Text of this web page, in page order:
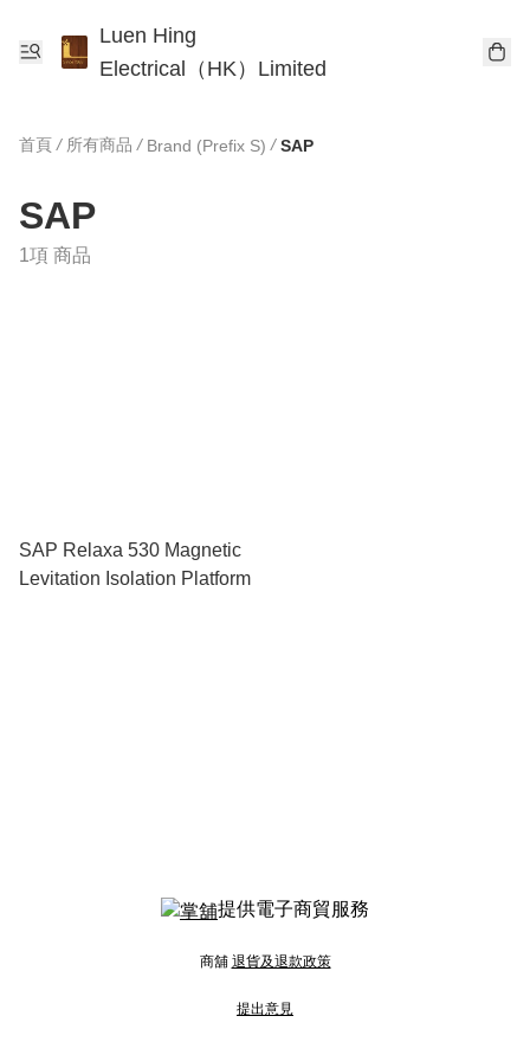
Luen Hing
Electrical（HK）Limited
首頁 / 所有商品 / Brand (Prefix S) / SAP
SAP
1項 商品
SAP Relaxa 530 Magnetic
Levitation Isolation Platform
提供電子商貿服務
商舖 退貨及退款政策
提出意見